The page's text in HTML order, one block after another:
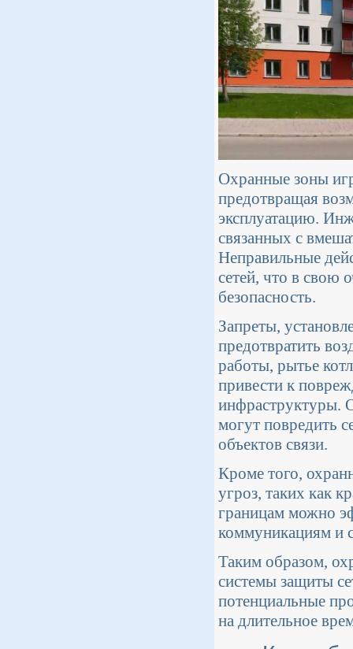
Охранные зоны
предотвращая
эксплуатацию.
связанных с
Неправильные
сетей, что в свою
безопасность.
Запреты,
предотвратить
работы, рытье
привести к
инфраструктуры.
могут повредить
объектов связи.
Кроме того,
угроз, таких как
границам можно
коммуникациям и
Таким образом,
системы защиты
потенциальные
на длительное